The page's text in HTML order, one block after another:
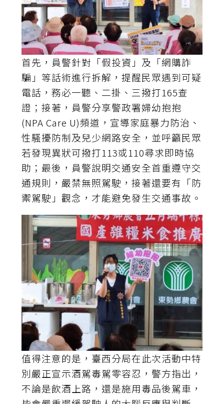
首先，員警針對「假投資」及「網購詐
騙」等話術進行拆解，提醒民眾遇到可疑
電話，務必一聽、二掛、三撥打165查
證；接著，員警分享警政署婦幼抱抱
(NPA Care U)頻道，宣導家庭暴力防治、
性騷擾防制及兒少網路安全，並呼籲民眾
若發現異狀可撥打113或110尋求即時協
助；最後，員警說明交通安全首重遵守交
通規則，嚴禁無照駕駛，接著還要有「防
禦駕駛」觀念，才能避免發生交通事故。
值得注意的是，臺西分局在此次活動中特
別嚴正宣示酒駕毒駕零容忍，警方指出，
不論是飲酒上路，還是施用毒品後駕車，